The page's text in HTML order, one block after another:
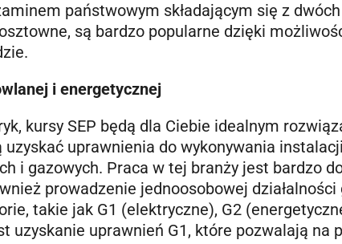
państwowym składającym się z
są bardzo popularne dzięki
i energetycznej
kursy SEP będą dla Ciebie idealnym
uprawnienia do wykonywania
i gazowych. Praca w tej branży jest bardzo
prowadzenie jednoosobowej działalności
takie jak G1 (elektryczne), G2
uzyskanie uprawnień G1, które pozwalają na